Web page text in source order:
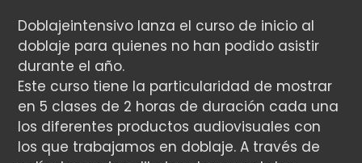
Doblajeintensivo lanza el curso de inicio al
doblaje para quienes no han podido asistir
durante el año.
Este curso tiene la particularidad de mostrar
en 5 clases de 2 horas de duración cada una
los diferentes productos audiovisuales con
los que trabajamos en doblaje. A través de